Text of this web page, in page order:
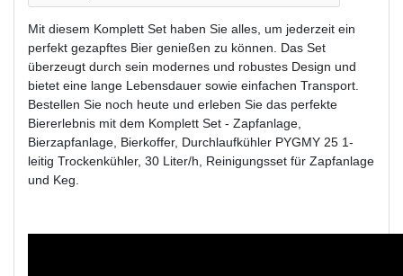
Mit diesem Komplett Set haben Sie alles, um jederzeit ein
perfekt gezapftes Bier genießen zu können. Das Set
überzeugt durch sein modernes und robustes Design und
bietet eine lange Lebensdauer sowie einfachen Transport.
Bestellen Sie noch heute und erleben Sie das perfekte
Biererlebnis mit dem Komplett Set - Zapfanlage,
Bierzapfanlage, Bierkoffer, Durchlaufkühler PYGMY 25 1-
leitig Trockenkühler, 30 Liter/h, Reinigungsset für Zapfanlage
und Keg.